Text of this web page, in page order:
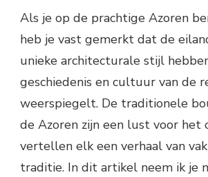
Als je op de prachtige Azoren
heb je vast gemerkt dat de
unieke architecturale stijl
geschiedenis en cultuur van de
weerspiegelt. De traditionele
de Azoren zijn een lust voor het
vertellen elk een verhaal van
traditie. In dit artikel neem ik je